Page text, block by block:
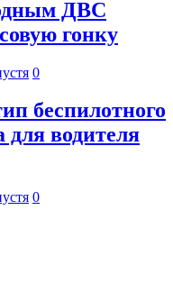
ДВС
гонку
0
беспилотного
для водителя
0